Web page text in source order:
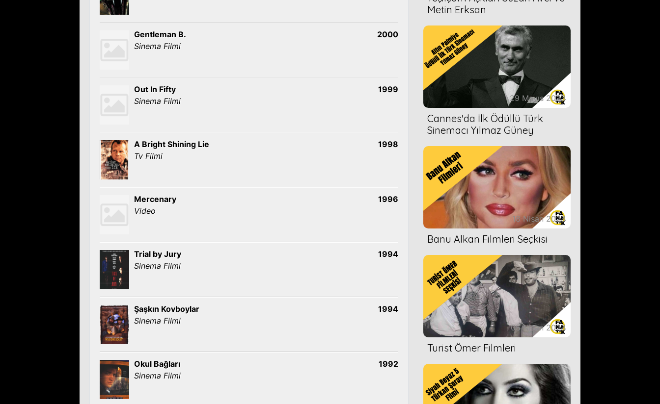
Gentleman B.
Sinema Filmi
2000
Out In Fifty
Sinema Filmi
1999
A Bright Shining Lie
Tv Filmi
1998
Mercenary
Video
1996
Trial by Jury
Sinema Filmi
1994
Şaşkın Kovboylar
Sinema Filmi
1994
Okul Bağları
Sinema Filmi
1992
Metin Erksan
29 Mayıs 2023
Cannes'da İlk Ödüllü Türk
Sinemacı Yılmaz Güney
18 Nisan 2023
Banu Alkan Filmleri Seçkisi
05 Nisan 2023
Turist Ömer Filmleri